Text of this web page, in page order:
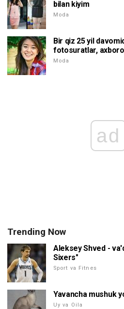
bilan kiyim
Moda
Bir qiz 25 yil
fotosuratlar,
Moda
ad
Trending Now
Aleksey Shved -
Sixers"
Sport va Fitnes
Yavancha mushuk
Uy va Oila